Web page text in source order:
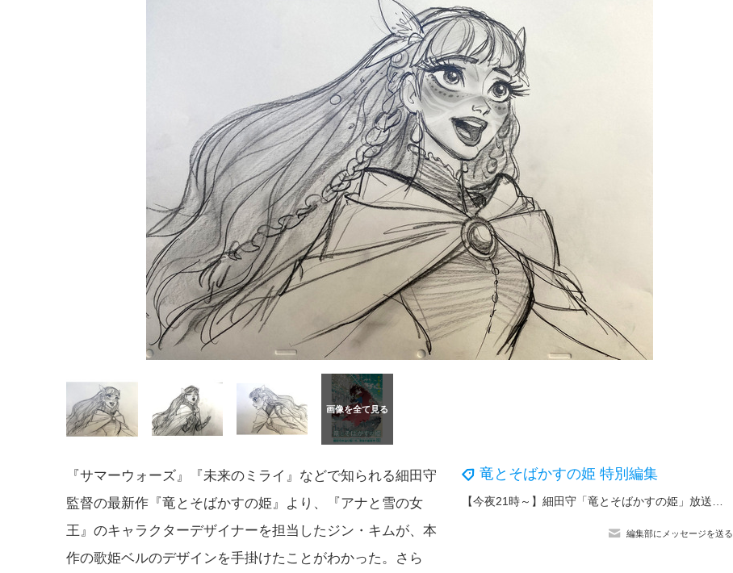
竜とそばかすの姫 特別編集
編集部にメッセージを送る
『サマーウォーズ』『未来のミライ』などで知られる細田守
監督の最新作『竜とそばかすの姫』より、『アナと雪の女
王』のキャラクターデザイナーを担当したジン・キムが、本
作の歌姫ベルのデザインを手掛けたことがわかった。さら